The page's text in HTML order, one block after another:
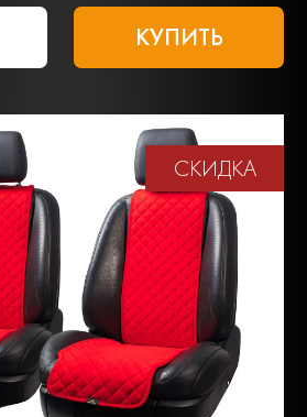
КУПИТЬ
СКИДКА